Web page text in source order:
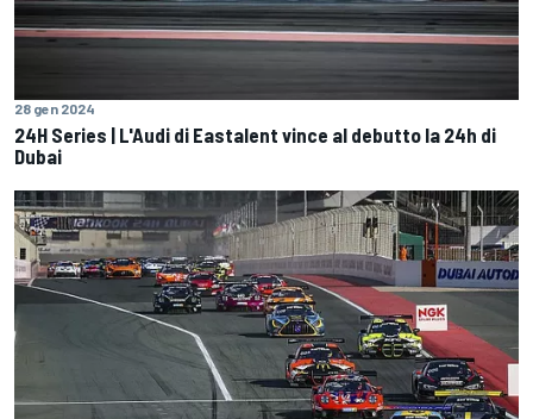
28 gen 2024
24H Series | L'Audi di Eastalent vince al debutto la 24h di
Dubai